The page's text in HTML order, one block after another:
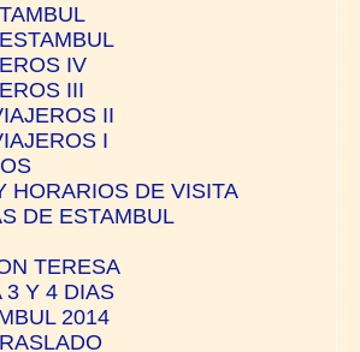
IV
III
II
I
HORARIOS DE VISITA
DE ESTAMBUL
TERESA
3 Y 4 DIAS
2014